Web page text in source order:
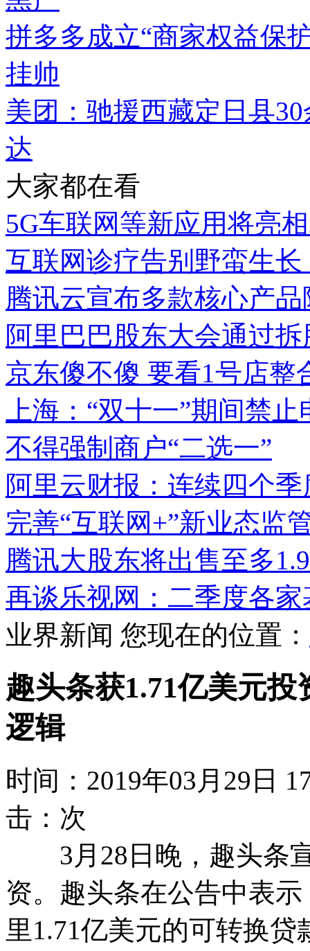
拼多多成立“商家权益保
挂帅
美团：驰援西藏定日县
达
大家都在看
5G车联网等新应用将亮
互联网诊疗告别野蛮生
腾讯云宣布多款核心产
阿里巴巴股东大会通过
京东傻不傻 要看1号店整
上海：“双十一”期间禁
不得强制商户“二选一”
阿里云财报：连续四个
完善“互联网+”新业态监
腾讯大股东将出售至多
再谈乐视网：二季度各
业界新闻 您现在的位置：
趣头条获1.71亿美元
逻辑
时间：2019年03月29
击： 次
3月28日晚，趣头条宣
资。趣头条在公告中表
里1.71亿美元的可转换